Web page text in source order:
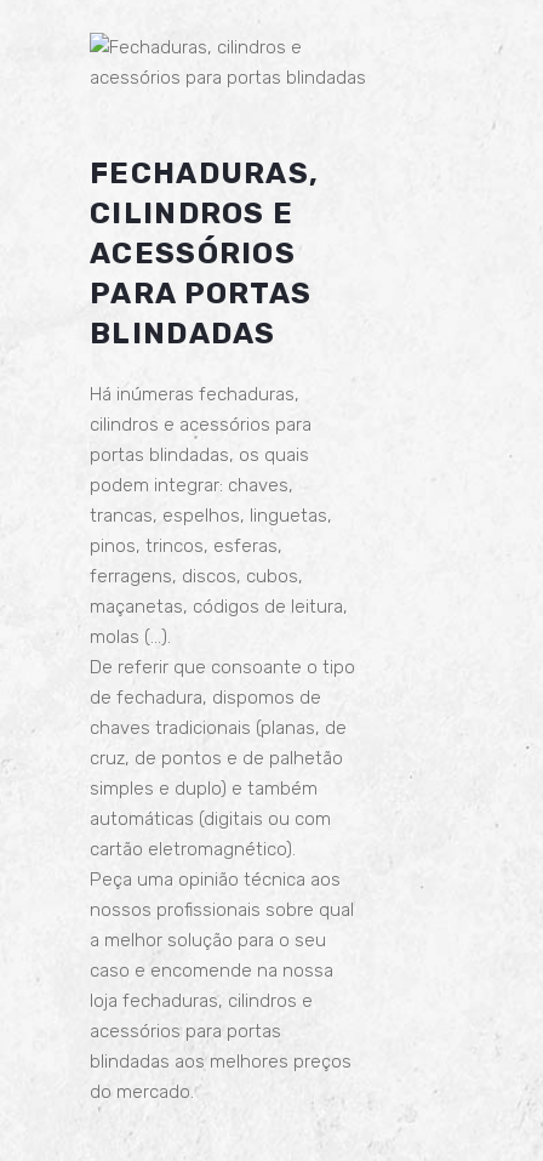
FECHADURAS,
CILINDROS E
ACESSÓRIOS
PARA PORTAS
BLINDADAS
Há inúmeras fechaduras,
cilindros e acessórios para
portas blindadas, os quais
podem integrar: chaves,
trancas, espelhos, linguetas,
pinos, trincos, esferas,
ferragens, discos, cubos,
maçanetas, códigos de leitura,
molas (…).
De referir que consoante o tipo
de fechadura, dispomos de
chaves tradicionais (planas, de
cruz, de pontos e de palhetão
simples e duplo) e também
automáticas (digitais ou com
cartão eletromagnético).
Peça uma opinião técnica aos
nossos profissionais sobre qual
a melhor solução para o seu
caso e encomende na nossa
loja fechaduras, cilindros e
acessórios para portas
blindadas aos melhores preços
do mercado.